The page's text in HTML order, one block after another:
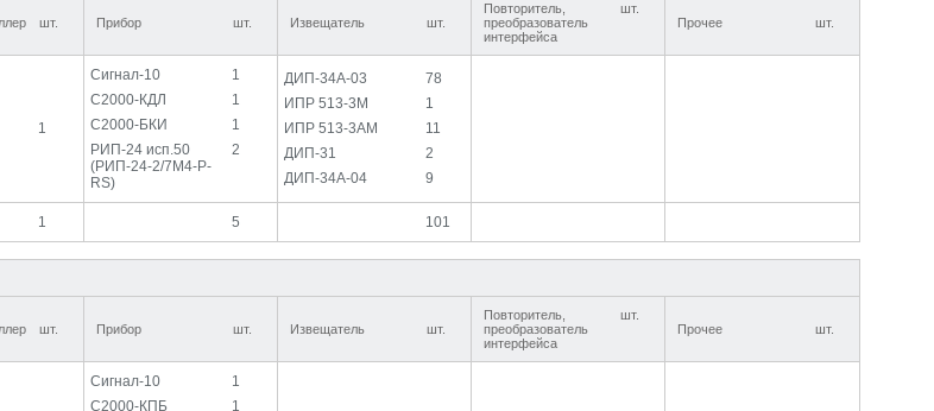
шт. Прибор шт. Извещатель шт.
Повторитель,
преобразователь
интерфейса
шт.
Прочее
шт.
1
Сигнал-10
1
С2000-КДЛ
1
С2000-БКИ
1
РИП-24 исп.50
(РИП-24-2/7М4-Р-
RS)
2
ДИП-34А-03
78
ИПР 513-3М
1
ИПР 513-3АМ
11
ДИП-31
2
ДИП-34А-04
9
1 5 101
шт. Прибор шт. Извещатель шт.
Повторитель,
преобразователь
интерфейса
шт.
Прочее
шт.
Сигнал-10
1
С2000-КПБ
1